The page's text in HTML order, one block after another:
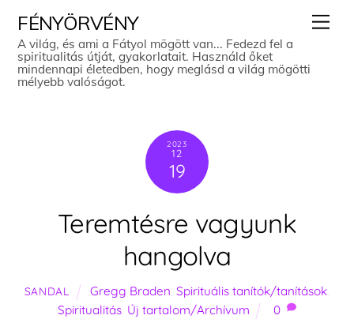
content
FÉNYÖRVÉNY
A világ, és ami a Fátyol mögött van... Fedezd fel a
spiritualitás útját, gyakorlatait. Használd őket
mindennapi életedben, hogy meglásd a világ mögötti
mélyebb valóságot.
2023
12
19
Teremtésre vagyunk
hangolva
SANDAL Gregg Braden ,Spirituális tanítók/tanítások
Spiritualitás, Új tartalom/Archívum 0